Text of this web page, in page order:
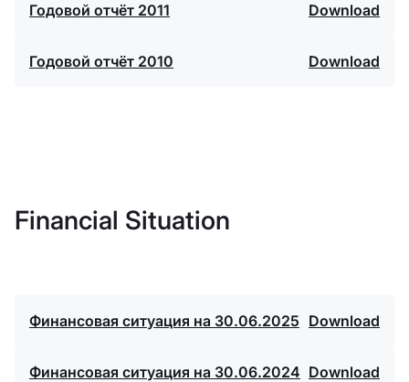
Годовой отчёт 2011 Download
Годовой отчёт 2010 Download
Financial Situation
Финансовая ситуация на 30.06.2025 Download
Финансовая ситуация на 30.06.2024 Download